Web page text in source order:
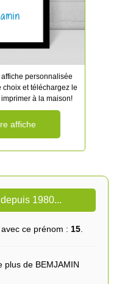
personnalisée
choix et téléchargez le
à la maison!
affiche
depuis 1980...
ce prénom : 15.
plus de BEMJAMIN